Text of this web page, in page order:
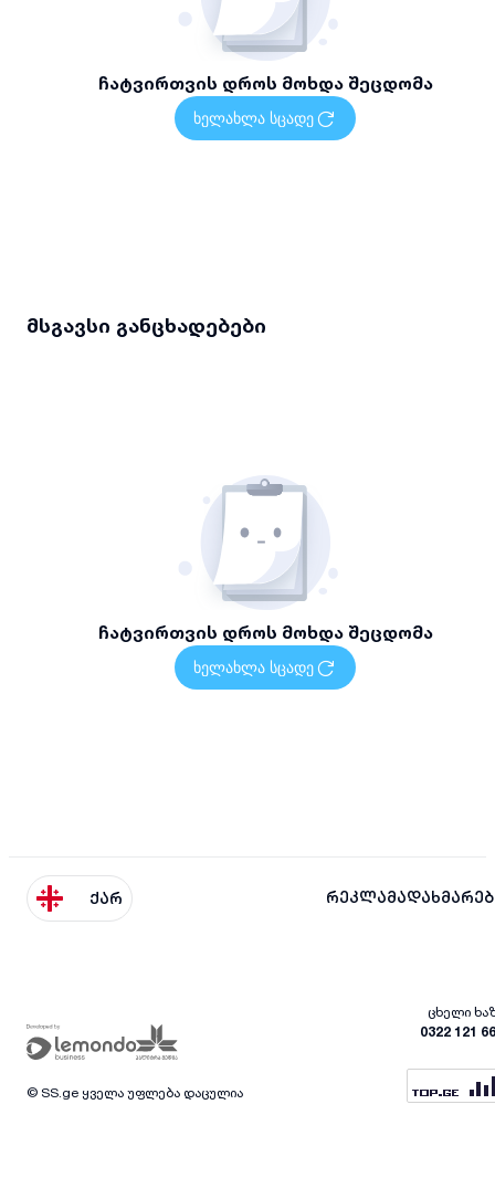
ჩატვირთვის დროს მოხდა შეცდომა
ხელახლა სცადე
მსგავსი განცხადებები
ჩატვირთვის დროს მოხდა შეცდომა
ხელახლა სცადე
ქარ რეკლამა
ცხელი
0322 121
© SS.ge ყველა უფლება დაცულია